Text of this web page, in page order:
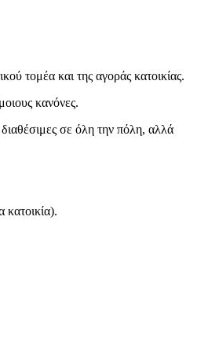
τομέα και της αγοράς κατοικίας.
κανόνες.
διαθέσιμες σε όλη την πόλη, αλλά
κατοικία).